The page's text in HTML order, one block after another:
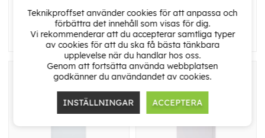
20/21/22 Transparent
Teknikproffset använder cookies för att anpassa och
förbättra det innehåll som visas för dig.
Vi rekommenderar att du accepterar samtliga typer
av cookies för att du ska få bästa tänkbara
upplevelse när du handlar hos oss.
Genom att fortsätta använda webbplatsen
godkänner du användandet av cookies.
INSTÄLLNINGAR ACCEPTERA